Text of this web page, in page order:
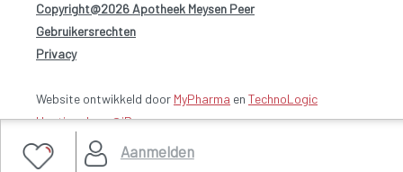
Aanmelden
Copyright@2026 Apotheek Meysen Peer
Gebruikersrechten
Privacy-
Website ontwikkeld door MyPharma en TechnoLogic
Hosting door @iPower